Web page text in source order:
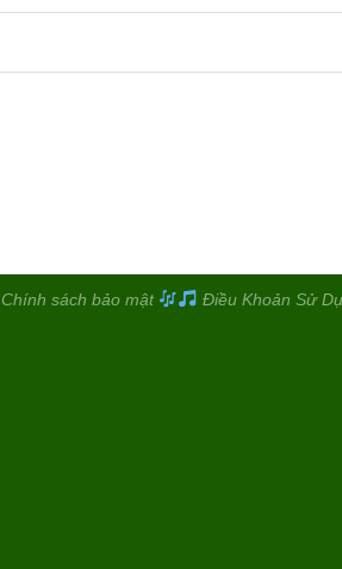
Chính sách bảo mật Điều Khoản Sử